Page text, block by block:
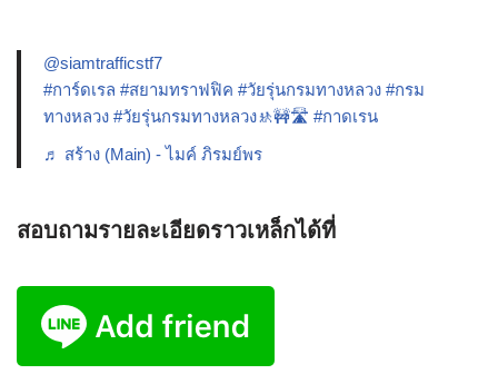
@siamtrafficstf7
#การ์ดเรล #สยามทราฟฟิค #วัยรุ่นกรมทางหลวง #กรม
ทางหลวง #วัยรุ่นกรมทางหลวง🚸🚧🛣️ #กาดเรน
♬ สร้าง (Main) - ไมค์ ภิรมย์พร
สอบถามรายละเอียดราวเหล็กได้ที่